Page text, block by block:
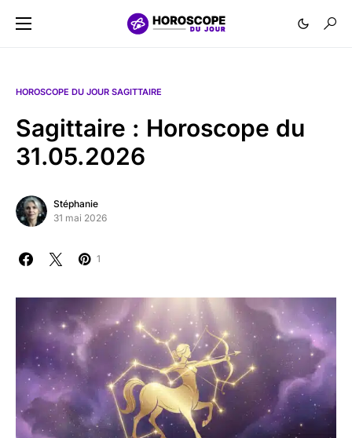
HOROSCOPE DU JOUR SAGITTAIRE
Sagittaire : Horoscope du
31.05.2026
Stéphanie
31 mai 2026
1